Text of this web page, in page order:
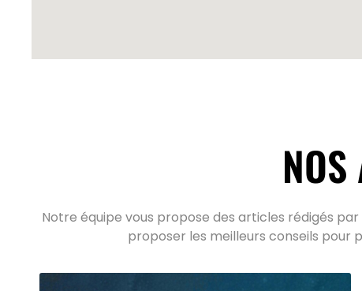
NOS
Notre équipe vous propose des articles rédigés
proposer les meilleurs conseils pour